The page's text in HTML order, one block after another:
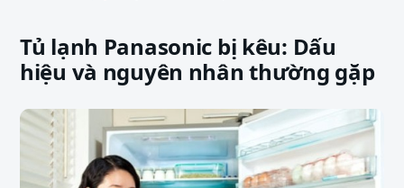
Tủ lạnh Panasonic bị kêu: Dấu
hiệu và nguyên nhân thường gặp